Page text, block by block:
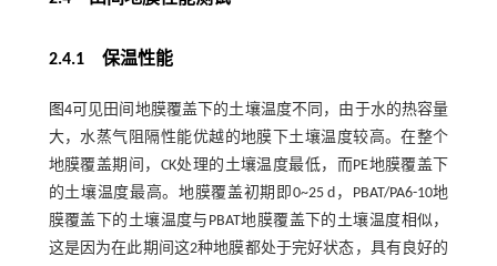
2.4.1 保温性能
图4可见田间地膜覆盖下的土壤温度不同，由于水的热容量
大，水蒸气阻隔性能优越的地膜下土壤温度较高。在整个
地膜覆盖期间，CK处理的土壤温度最低，而PE地膜覆盖下
的土壤温度最高。地膜覆盖初期即0~25 d，PBAT/PA6-10地
膜覆盖下的土壤温度与PBAT地膜覆盖下的土壤温度相似，
这是因为在此期间这2种地膜都处于完好状态，具有良好的